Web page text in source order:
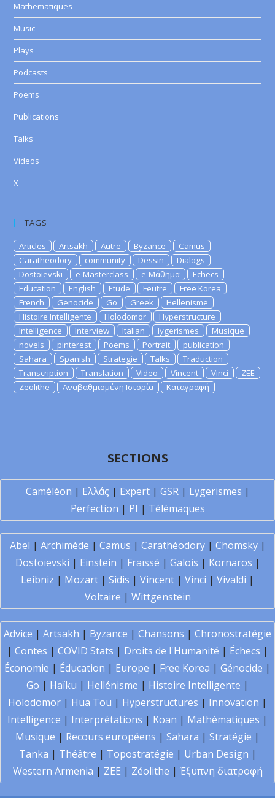
Mathematiques
Music
Plays
Podcasts
Poems
Publications
Talks
Videos
X
TAGS
Articles Artsakh Autre Byzance
Camus
Caratheodory
community Dessin
Dialogs
Dostoievski
e-Masterclass e-Μάθημα
Echecs
Education
English Etude Feutre
Free Korea
French
Genocide Go Greek
Hellenisme
Histoire Intelligente
Holodomor
Hyperstructure
Intelligence
Interview Italian lygerismes
Musique
novels
pinterest Poems Portrait
publication
Sahara
Spanish Strategie Talks
Traduction
Transcription
Translation Video Vincent Vinci
ZEE
Zeolithe
Αναβαθμισμένη Ιστορία Καταγραφή
SECTIONS
Caméléon | Ελλάς | Expert| GSR| Lygerismes |
Perfection | PI | Télémaques
Abel | Archimède | Camus | Carathéodory| Chomsky|
Dostoïevski | Einstein | Fraïssé | Galois | Kornaros |
Leibniz | Mozart | Sidis | Vincent | Vinci | Vivaldi |
Voltaire | Wittgenstein
Advice | Artsakh | Byzance | Chansons | Chronostratégie
| Contes | COVID Stats | Droits de l'Humanité | Échecs |
Économie | Éducation | Europe | Free Korea | Génocide |
Go | Haïku | Hellénisme | Histoire Intelligente |
Holodomor | Hua Tou | Hyperstructures | Innovation |
Intelligence | Interprétations | Koan | Mathématiques |
Musique | Recours européens | Sahara | Stratégie |
Tanka | Théâtre | Topostratégie | Urban Design |
Western Armenia | ZEE | Zéolithe | Έξυπνη διατροφή